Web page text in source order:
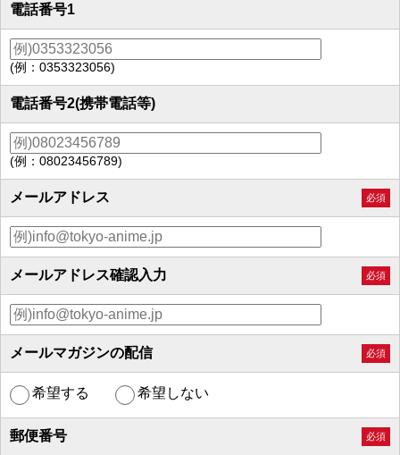
電話番号1
(例：0353323056)
電話番号2(携帯電話等)
(例：08023456789)
メールアドレス 必須
メールアドレス確認入力 必須
メールマガジンの配信 必須
希望する 希望しない
郵便番号 必須